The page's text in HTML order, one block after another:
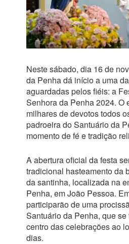
Neste sábado, dia 16 de
da Penha dá início a uma
aguardadas pelos fiéis: a
Senhora da Penha 2024. O
milhares de devotos todos
padroeira do Santuário da
momento de fé e tradição
A abertura oficial da festa
tradicional hasteamento da
da santinha, localizada na
Penha, em João Pessoa.
participarão de uma
Santuário da Penha, que se
centro das celebrações ao
dias.